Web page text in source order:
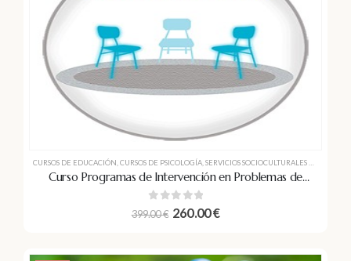
CURSOS DE EDUCACIÓN CURSOS DE PSICOLOGÍA SERVICIOS SOCIOCULTURALES A LA COMUNIDAD
Curso Programas de Intervención en Problemas de
Pareja. Experto en Terapia de Pareja
0out of 5
399.00€ 260.00€